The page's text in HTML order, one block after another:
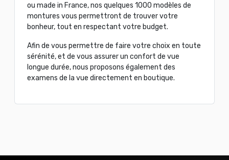
ou made in France, nos quelques 1000 modèles de
montures vous permettront de trouver votre
bonheur, tout en respectant votre budget.
Afin de vous permettre de faire votre choix en toute
sérénité, et de vous assurer un confort de vue
longue durée, nous proposons également des
examens de la vue directement en boutique.